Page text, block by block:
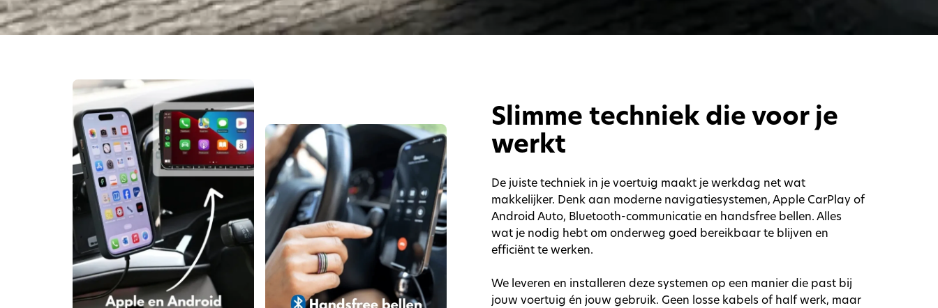
Slimme techniek die voor je
werkt
De juiste techniek in je voertuig maakt je werkdag net wat
makkelijker. Denk aan moderne navigatiesystemen, Apple CarPlay of
Android Auto, Bluetooth-communicatie en handsfree bellen. Alles
wat je nodig hebt om onderweg goed bereikbaar te blijven en
efficiënt te werken.
We leveren en installeren deze systemen op een manier die past bij
jouw voertuig én jouw gebruik. Geen losse kabels of half werk, maar